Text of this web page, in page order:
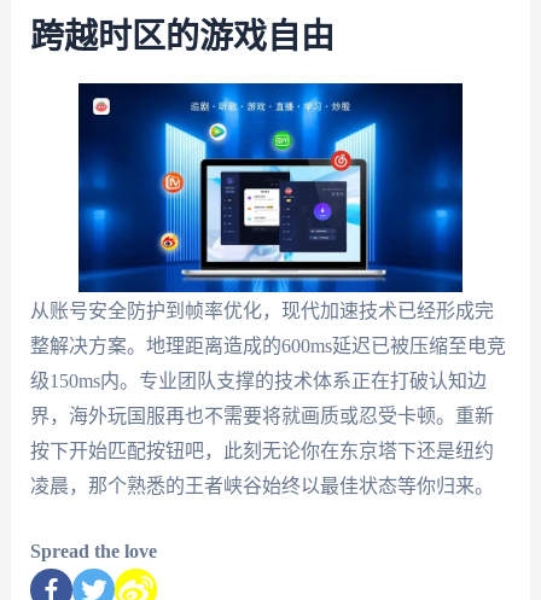
跨越时区的游戏自由
从账号安全防护到帧率优化，现代加速技术已经形成完
整解决方案。地理距离造成的600ms延迟已被压缩至电竞
级150ms内。专业团队支撑的技术体系正在打破认知边
界，海外玩国服再也不需要将就画质或忍受卡顿。重新
按下开始匹配按钮吧，此刻无论你在东京塔下还是纽约
凌晨，那个熟悉的王者峡谷始终以最佳状态等你归来。
Spread the love